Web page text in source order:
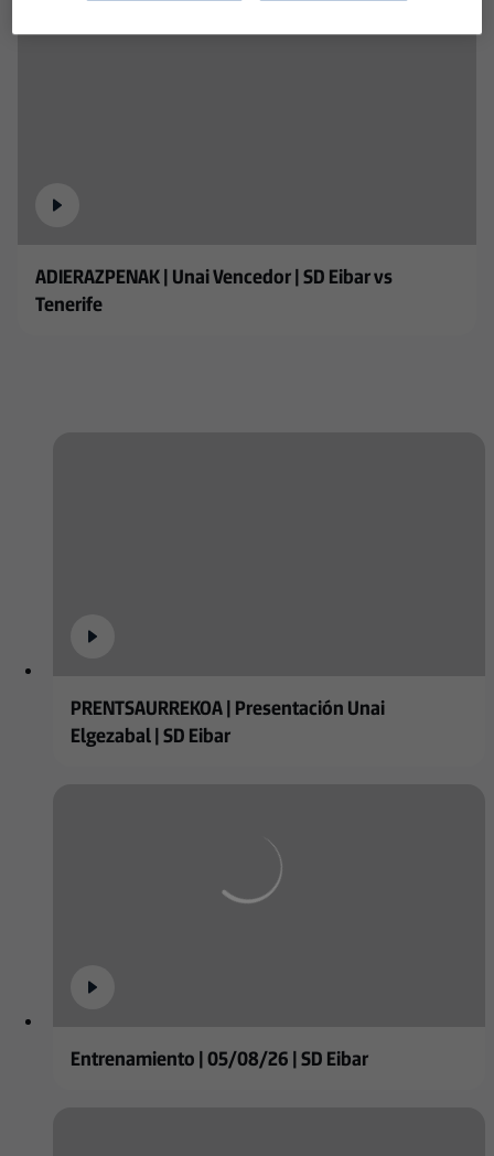
ADIERAZPENAK | Unai Vencedor | SD Eibar vs
Tenerife
PRENTSAURREKOA | Presentación Unai
Elgezabal | SD Eibar
Entrenamiento | 05/08/26 | SD Eibar